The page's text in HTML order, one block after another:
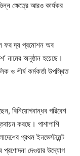
ক্ষেত্রে আরও কার্যকর
ফর দ্য প্রমোশন অব
নামের অনুষ্ঠান হয়েছে।
ও শীর্ষ কর্মকর্তা উপস্থিত
বিনিয়োগবান্ধব পরিবেশ
করছে। পাশাপাশি
প্রথম ইনভেস্টমেন্ট
প্রণোদনা দেওয়ার উদ্যোগ